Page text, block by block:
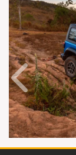
Anterior